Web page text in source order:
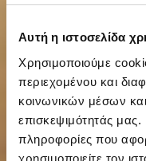
Αυτή η ιστοσελίδα
Χρησιμοποιούμε
περιεχομένου και
κοινωνικών μέσων
επισκεψιμότητάς
πληροφορίες που
χρησιμοποιείτε τον